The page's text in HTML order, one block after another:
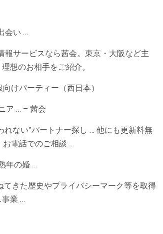
会い …
サービスなら茜会。東京・大阪など主
想のお相手をご紹介。
けパーティー（西日本）
ア … – 茜会
ない”パートナー探し … 他にも更新料無
電話でのご相談 …
年の婚 …
きた歴史やプライバシーマーク等を取得
事業 …